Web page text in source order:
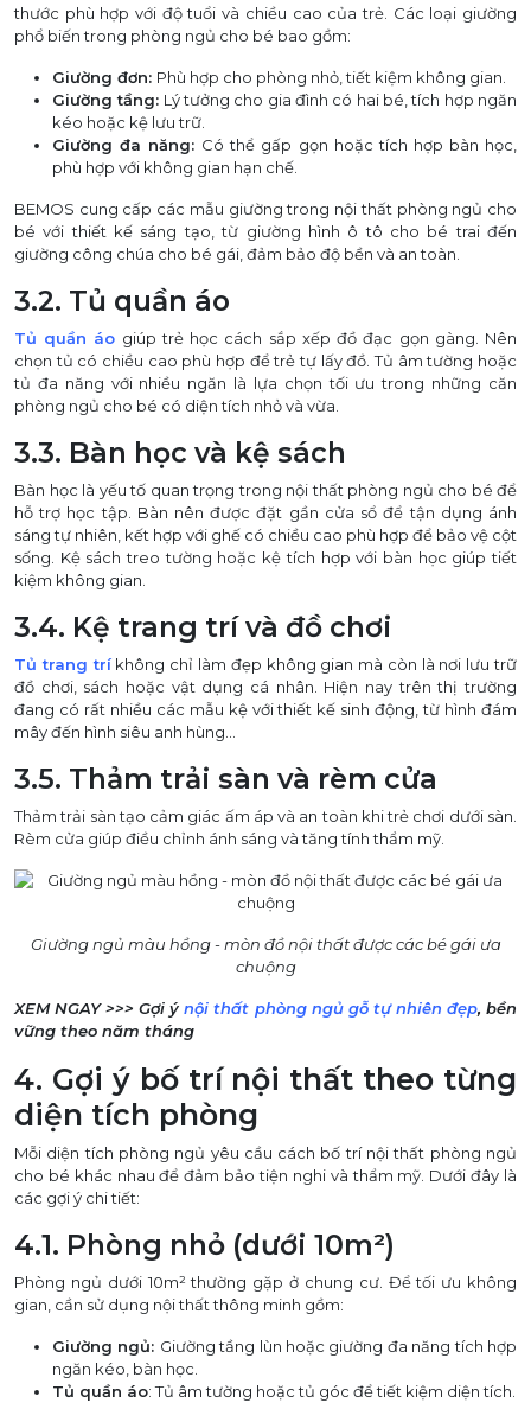
thước phù hợp với độ tuổi và chiều cao của trẻ. Các loại giường
phổ biến trong phòng ngủ cho bé bao gồm:
Giường đơn: Phù hợp cho phòng nhỏ, tiết kiệm không gian.
Giường tầng: Lý tưởng cho gia đình có hai bé, tích hợp ngăn
kéo hoặc kệ lưu trữ.
Giường đa năng: Có thể gấp gọn hoặc tích hợp bàn học,
phù hợp với không gian hạn chế.
BEMOS cung cấp các mẫu giường trong nội thất phòng ngủ cho
bé với thiết kế sáng tạo, từ giường hình ô tô cho bé trai đến
giường công chúa cho bé gái, đảm bảo độ bền và an toàn.
3.2. Tủ quần áo
Tủ quần áo giúp trẻ học cách sắp xếp đồ đạc gọn gàng. Nên
chọn tủ có chiều cao phù hợp để trẻ tự lấy đồ. Tủ âm tường hoặc
tủ đa năng với nhiều ngăn là lựa chọn tối ưu trong những căn
phòng ngủ cho bé có diện tích nhỏ và vừa.
3.3. Bàn học và kệ sách
Bàn học là yếu tố quan trọng trong nội thất phòng ngủ cho bé để
hỗ trợ học tập. Bàn nên được đặt gần cửa sổ để tận dụng ánh
sáng tự nhiên, kết hợp với ghế có chiều cao phù hợp để bảo vệ cột
sống. Kệ sách treo tường hoặc kệ tích hợp với bàn học giúp tiết
kiệm không gian.
3.4. Kệ trang trí và đồ chơi
Tủ trang tríkhông chỉ làm đẹp không gian mà còn là nơi lưu trữ
đồ chơi, sách hoặc vật dụng cá nhân. Hiện nay trên thị trường
đang có rất nhiều các mẫu kệ với thiết kế sinh động, từ hình đám
mây đến hình siêu anh hùng…
3.5. Thảm trải sàn và rèm cửa
Thảm trải sàn tạo cảm giác ấm áp và an toàn khi trẻ chơi dưới sàn.
Rèm cửa giúp điều chỉnh ánh sáng và tăng tính thẩm mỹ.
Giường ngủ màu hồng - mòn đồ nội thất được các bé gái ưa
chuộng
XEM NGAY >>> Gợi ýnội thất phòng ngủ gỗ tự nhiên đẹp, bền
vững theo năm tháng
4. Gợi ý bố trí nội thất theo từng
diện tích phòng
Mỗi diện tích phòng ngủ yêu cầu cách bố trí nội thất phòng ngủ
cho bé khác nhau để đảm bảo tiện nghi và thẩm mỹ. Dưới đây là
các gợi ý chi tiết:
4.1. Phòng nhỏ (dưới 10m²)
Phòng ngủ dưới 10m² thường gặp ở chung cư. Để tối ưu không
gian, cần sử dụng nội thất thông minh gồm:
Giường ngủ: Giường tầng lùn hoặc giường đa năng tích hợp
ngăn kéo, bàn học.
Tủ quần áo: Tủ âm tường hoặc tủ góc để tiết kiệm diện tích.